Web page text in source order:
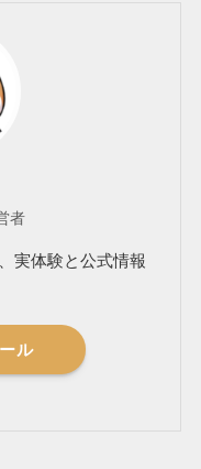
者
実体験と公式情報
ル